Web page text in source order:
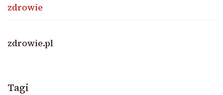
zdrowie
zdrowie.pl
Tagi